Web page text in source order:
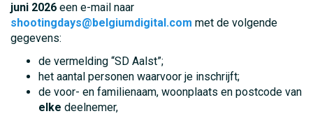
juni 2026 een e-mail naar
shootingdays@belgiumdigital.com met de volgende
gegevens:
de vermelding “SD Aalst”;
het aantal personen waarvoor je inschrijft;
de voor- en familienaam, woonplaats en postcode van
elke deelnemer,